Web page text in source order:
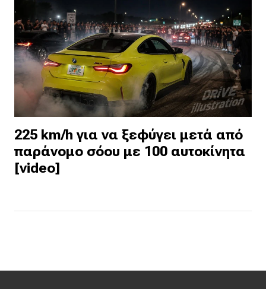
225 km/h για να ξεφύγει μετά από
παράνομο σόου με 100 αυτοκίνητα
[video]